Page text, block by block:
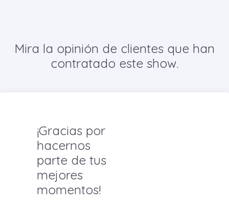
Mira la opinión de clientes que han
contratado este show.
¡Gracias por
hacernos
parte de tus
mejores
momentos!